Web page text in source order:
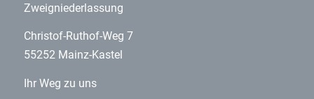
Zweigniederlassung
Christof-Ruthof-Weg 7
55252 Mainz-Kastel
Ihr Weg zu uns